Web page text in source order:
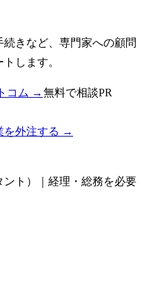
きなど、専門家への顧問
します。
コム → 無料で相談PR
を外注する →
ト）｜経理・総務を必要